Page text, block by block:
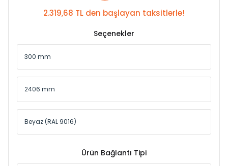
2.319,68 TL den başlayan taksitlerle!
Seçenekler
Ürün Bağlantı Tipi